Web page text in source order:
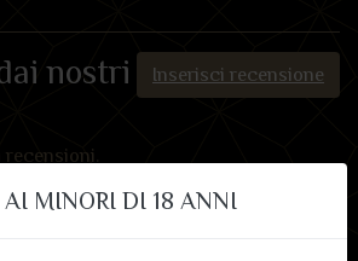
Inserisci recensione
nostri
recensioni.
AI MINORI DI 18 ANNI